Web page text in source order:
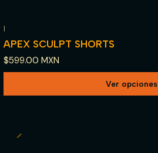
|
APEX SCULPT SHORTS
$599.00 MXN
Ver opciones